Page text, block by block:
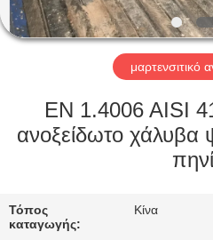
ΠΕΡΊΠΟΥ
ΕΜΕΊΣ
ΓΎΡΟΣ
ΕΡΓΟΣΤΑΣΊΩΝ
ΈΛΕΓΧΟΣ
μαρτενσιτικό
EN 1.4006 AISI
ανοξείδωτο
Τόπος
καταγωγής:
Κίνα